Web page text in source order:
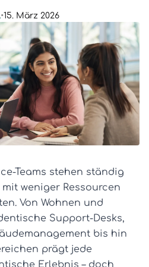
•15. März 2026
Teams stehen ständig
weniger Ressourcen
Von Wohnen und
Support-Desks,
bis hin
prägt jede
Erlebnis – doch